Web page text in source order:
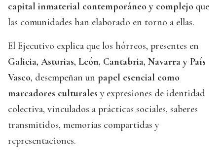
capital inmaterial contemporáneo y complejo que
las comunidades han elaborado en torno a ellas.
El Ejecutivo explica que los hórreos, presentes en
Galicia, Asturias, León, Cantabria, Navarra y País
Vasco, desempeñan un papel esencial como
marcadores culturales y expresiones de identidad
colectiva, vinculados a prácticas sociales, saberes
transmitidos, memorias compartidas y
representaciones.